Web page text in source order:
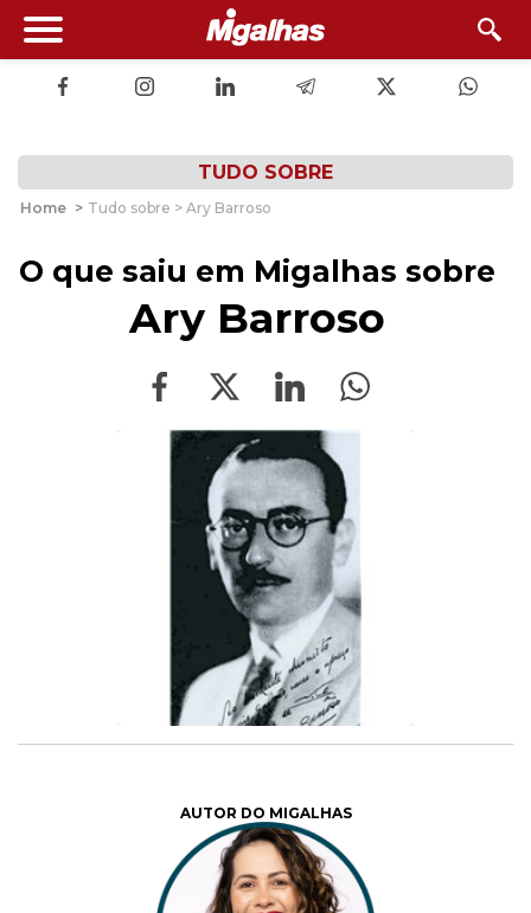
TUDO SOBRE
Home > Tudo sobre > Ary Barroso
O que saiu em Migalhas sobre
Ary Barroso
AUTOR DO MIGALHAS